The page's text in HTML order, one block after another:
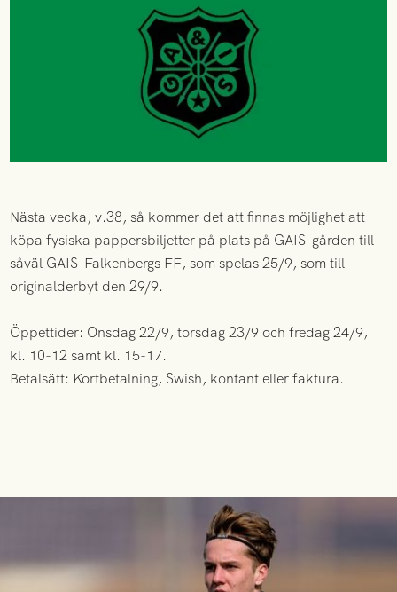
Nästa vecka, v.38, så kommer det att finnas möjlighet att
köpa fysiska pappersbiljetter på plats på GAIS-gården till
såväl GAIS-Falkenbergs FF, som spelas 25/9, som till
originalderbyt den 29/9.
Öppettider: Onsdag 22/9, torsdag 23/9 och fredag 24/9,
kl. 10-12 samt kl. 15-17.
Betalsätt: Kortbetalning, Swish, kontant eller faktura.